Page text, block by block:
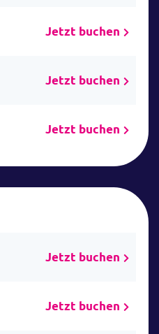
Jetzt buchen
Jetzt buchen
Jetzt buchen
Jetzt buchen
Jetzt buchen